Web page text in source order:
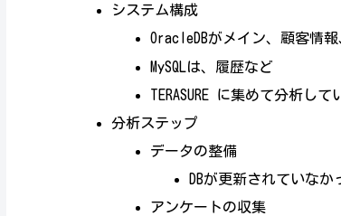
システム構成
OracleDBがメイン、顧客情
MySQLは、履歴など
TERASURE に集めて分析して
分析ステップ
データの整備
DBが更新されていな
アンケートの収集